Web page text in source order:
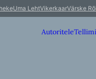
Uma LehtVikerkaarVärske
Autoritele